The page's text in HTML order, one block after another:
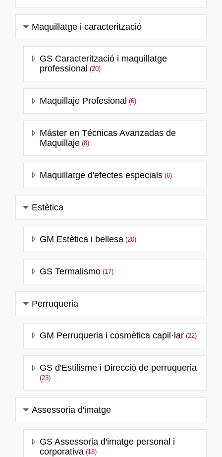
Maquillatge i caracterització
GS Caracterització i maquillatge
professional (20)
Maquillaje Profesional (6)
Máster en Técnicas Avanzadas de
Maquillaje (8)
Maquillatge d'efectes especials (6)
Estètica
GM Estètica i bellesa (20)
GS Termalismo (17)
Perruqueria
GM Perruqueria i cosmètica capil·lar (22)
GS d'Estilisme i Direcció de perruqueria
(23)
Assessoria d'imatge
GS Assessoria d'imatge personal i
corporativa (18)